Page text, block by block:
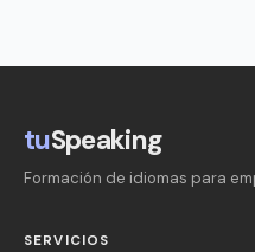
tuSpeaking
Formación de idiomas para
SERVICIOS